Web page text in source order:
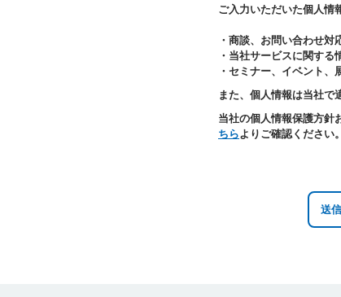
ご入力いただいた個人情
・商談、お問い合わせ対
・当社サービスに関する
・セミナー、イベント、
また、個人情報は当社で
当社の個人情報保護方針
ちらよりご確認ください。